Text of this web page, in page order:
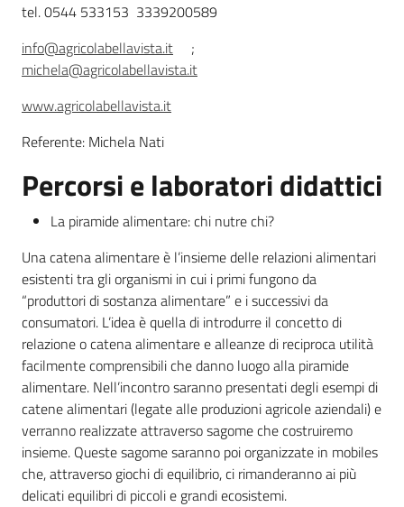
Argomenti
Servizi
Leggi atti bandi
Piani programmi
progetti
tel. 0544 533153 3339200589
info@agricolabellavista.it
;
michela@agricolabellavista.it
www.agricolabellavista.it
Referente: Michela Nati
Percorsi e laboratori didattici
La piramide alimentare: chi nutre chi?
Una catena alimentare è l’insieme delle relazioni alimentari
esistenti tra gli organismi in cui i primi fungono da
“produttori di sostanza alimentare” e i successivi da
consumatori. L’idea è quella di introdurre il concetto di
relazione o catena alimentare e alleanze di reciproca utilità
facilmente comprensibili che danno luogo alla piramide
alimentare. Nell’incontro saranno presentati degli esempi di
catene alimentari (legate alle produzioni agricole aziendali) e
verranno realizzate attraverso sagome che costruiremo
insieme. Queste sagome saranno poi organizzate in mobiles
che, attraverso giochi di equilibrio, ci rimanderanno ai più
delicati equilibri di piccoli e grandi ecosistemi.